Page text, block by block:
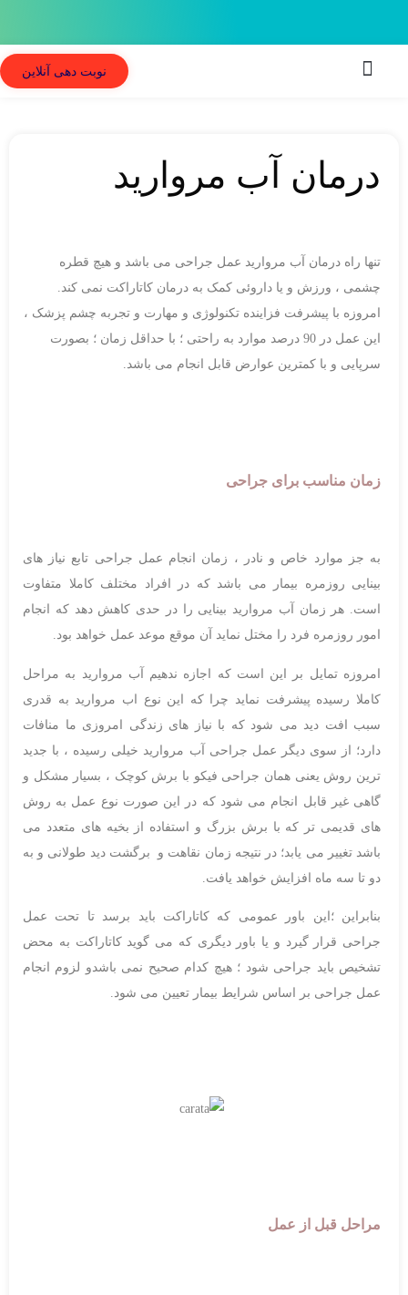
نوبت دهی آنلاین
درمان آب مروارید
تنها راه درمان آب مروارید عمل جراحی می باشد و هیچ قطره
چشمی ، ورزش و یا داروئی کمک به درمان کاتاراکت نمی کند.
امروزه با پیشرفت فزاینده تکنولوژی و مهارت و تجربه چشم پزشک ،
این عمل در 90 درصد موارد به راحتی ؛ با حداقل زمان ؛ بصورت
سرپایی و با کمترین عوارض قابل انجام می باشد.
زمان مناسب برای جراحی
به جز موارد خاص و نادر ، زمان انجام عمل جراحی تابع نیاز های
بینایی روزمره بیمار می باشد که در افراد مختلف کاملا متفاوت
است. هر زمان آب مروارید بینایی را در حدی کاهش دهد که انجام
امور روزمره فرد را مختل نماید آن موقع موعد عمل خواهد بود.
امروزه تمایل بر این است که اجازه ندهیم آب مروارید به مراحل
کاملا رسیده پیشرفت نماید چرا که این نوع اب مروارید به قدری
سبب افت دید می شود که با نیاز های زندگی امروزی ما منافات
دارد؛ از سوی دیگر عمل جراحی آب مروارید خیلی رسیده ، با جدید
ترین روش یعنی همان جراحی فیکو با برش کوچک ، بسیار مشکل و
گاهی غیر قابل انجام می شود که در این صورت نوع عمل به روش
های قدیمی تر که با برش بزرگ و استفاده از بخیه های متعدد می
باشد تغییر می یابد؛ در نتیجه زمان نقاهت و برگشت دید طولانی و به
دو تا سه ماه افزایش خواهد یافت.
بنابراین ؛این باور عمومی که کاتاراکت باید برسد تا تحت عمل
جراحی قرار گیرد و یا باور دیگری که می گوید کاتاراکت به محض
تشخیص باید جراحی شود ؛ هیچ کدام صحیح نمی باشدو لزوم انجام
عمل جراحی بر اساس شرایط بیمار تعیین می شود.
مراحل قبل از عمل